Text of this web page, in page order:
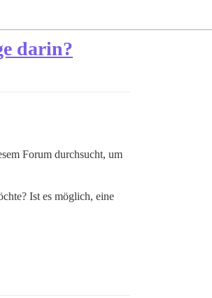
darin?
Forum durchsucht, um
Ist es möglich, eine